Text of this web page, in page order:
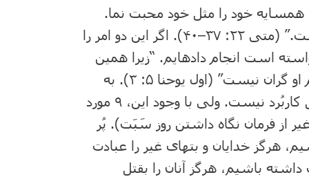
خود را مثل خود محبت نما.
بدین دو حکم ، تمام تورات و صحف انبیا متعلق است.” (متی ۲۲: ۳۷–۴۰). اگر این دو امر را
است انجام داده⁯ایم. “زیرا همین
است محبت خدا که احکام او را نگاه داریم و احکام او گران نیست” (اول یوحنا ۵: ۳). به
لحاظ فنی ، حتی ده فرمان نیز برای ایمانداران قابل کاربُرد نیست. ولی با وجود این، ۹ مورد
از فرمان نگاه داشتن روز سَبَت). پُر
هرگز خدایان و بتهای غیر را عبادت
باشیم، هرگز آنان را بقتل